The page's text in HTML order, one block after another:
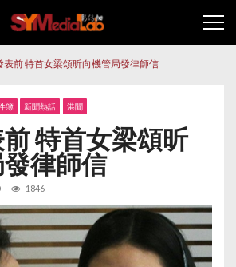
表前 特首女梁頌昕向機管局發律師信
簿 新聞熱話 港聞
特首女梁頌昕
律師信
1846